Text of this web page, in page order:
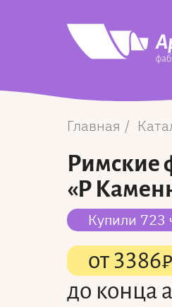
Главная
Римские
«Р
Купили 723
от 3386₽
до конца